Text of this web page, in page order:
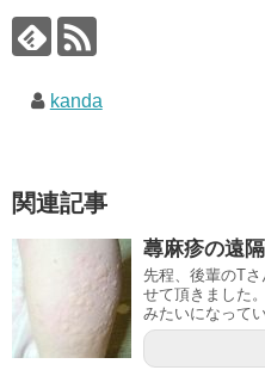
kanda
関連記事
蕁麻疹の遠
先程、後輩のT
せて頂きました
みたいになって